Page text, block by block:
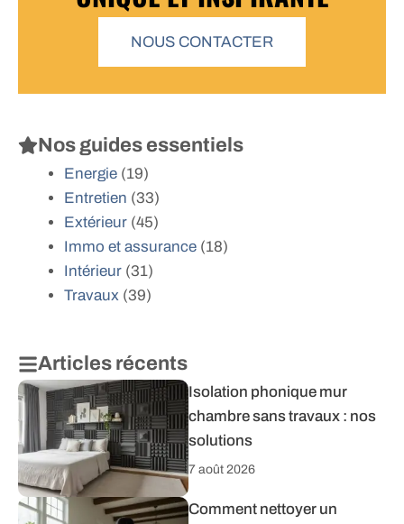
NOUS CONTACTER
Nos guides essentiels
Energie (19)
Entretien (33)
Extérieur (45)
Immo et assurance (18)
Intérieur (31)
Travaux (39)
Articles récents
Isolation phonique mur
chambre sans travaux : nos
solutions
7 août 2026
Comment nettoyer un